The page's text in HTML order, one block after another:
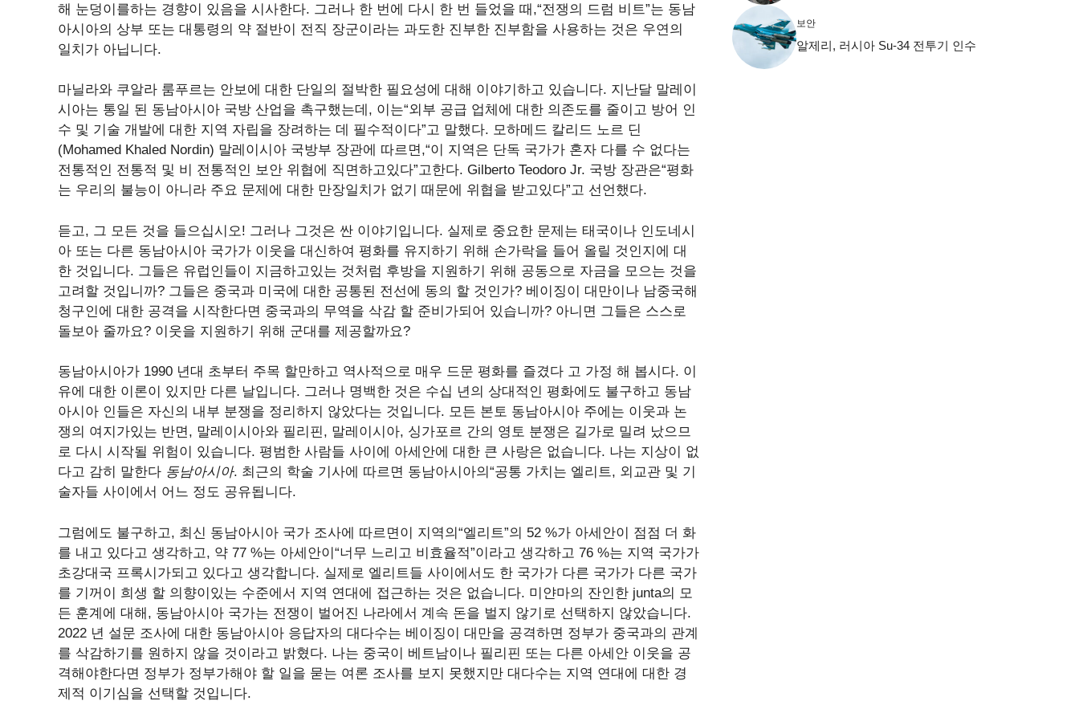
해 눈덩이를하는 경향이 있음을 시사한다. 그러나 한 번에 다시 한 번 들었을 때,“전쟁의 드럼 비트”는 동남
아시아의 상부 또는 대통령의 약 절반이 전직 장군이라는 과도한 진부한 진부함을 사용하는 것은 우연의
일치가 아닙니다.
마닐라와 쿠알라 룸푸르는 안보에 대한 단일의 절박한 필요성에 대해 이야기하고 있습니다. 지난달 말레이
시아는 통일 된 동남아시아 국방 산업을 촉구했는데, 이는“외부 공급 업체에 대한 의존도를 줄이고 방어 인
수 및 기술 개발에 대한 지역 자립을 장려하는 데 필수적이다”고 말했다. 모하메드 칼리드 노르 딘
(Mohamed Khaled Nordin) 말레이시아 국방부 장관에 따르면,“이 지역은 단독 국가가 혼자 다를 수 없다는
전통적인 전통적 및 비 전통적인 보안 위협에 직면하고있다”고한다. Gilberto Teodoro Jr. 국방 장관은“평화
는 우리의 불능이 아니라 주요 문제에 대한 만장일치가 없기 때문에 위협을 받고있다”고 선언했다.
듣고, 그 모든 것을 들으십시오! 그러나 그것은 싼 이야기입니다. 실제로 중요한 문제는 태국이나 인도네시
아 또는 다른 동남아시아 국가가 이웃을 대신하여 평화를 유지하기 위해 손가락을 들어 올릴 것인지에 대
한 것입니다. 그들은 유럽인들이 지금하고있는 것처럼 후방을 지원하기 위해 공동으로 자금을 모으는 것을
고려할 것입니까? 그들은 중국과 미국에 대한 공통된 전선에 동의 할 것인가? 베이징이 대만이나 남중국해
청구인에 대한 공격을 시작한다면 중국과의 무역을 삭감 할 준비가되어 있습니까? 아니면 그들은 스스로
돌보아 줄까요? 이웃을 지원하기 위해 군대를 제공할까요?
동남아시아가 1990 년대 초부터 주목 할만하고 역사적으로 매우 드문 평화를 즐겼다 고 가정 해 봅시다. 이
유에 대한 이론이 있지만 다른 날입니다. 그러나 명백한 것은 수십 년의 상대적인 평화에도 불구하고 동남
아시아 인들은 자신의 내부 분쟁을 정리하지 않았다는 것입니다. 모든 본토 동남아시아 주에는 이웃과 논
쟁의 여지가있는 반면, 말레이시아와 필리핀, 말레이시아, 싱가포르 간의 영토 분쟁은 길가로 밀려 났으므
로 다시 시작될 위험이 있습니다. 평범한 사람들 사이에 아세안에 대한 큰 사랑은 없습니다. 나는 지상이 없
다고 감히 말한다 동남아시아. 최근의 학술 기사에 따르면 동남아시아의“공통 가치는 엘리트, 외교관 및 기
술자들 사이에서 어느 정도 공유됩니다.
그럼에도 불구하고, 최신 동남아시아 국가 조사에 따르면이 지역의“엘리트”의 52 %가 아세안이 점점 더 화
를 내고 있다고 생각하고, 약 77 %는 아세안이“너무 느리고 비효율적”이라고 생각하고 76 %는 지역 국가가
초강대국 프록시가되고 있다고 생각합니다. 실제로 엘리트들 사이에서도 한 국가가 다른 국가가 다른 국가
를 기꺼이 희생 할 의향이있는 수준에서 지역 연대에 접근하는 것은 없습니다. 미얀마의 잔인한 junta의 모
든 훈계에 대해, 동남아시아 국가는 전쟁이 벌어진 나라에서 계속 돈을 벌지 않기로 선택하지 않았습니다.
2022 년 설문 조사에 대한 동남아시아 응답자의 대다수는 베이징이 대만을 공격하면 정부가 중국과의 관계
를 삭감하기를 원하지 않을 것이라고 밝혔다. 나는 중국이 베트남이나 필리핀 또는 다른 아세안 이웃을 공
격해야한다면 정부가 정부가해야 할 일을 묻는 여론 조사를 보지 못했지만 대다수는 지역 연대에 대한 경
제적 이기심을 선택할 것입니다.
보안
알제리, 러시아 Su-34 전투기 인수